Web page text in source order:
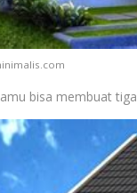
bisa membuat